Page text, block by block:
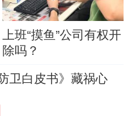
上班“摸鱼”公司有权开
除吗？
卫白皮书》藏祸心